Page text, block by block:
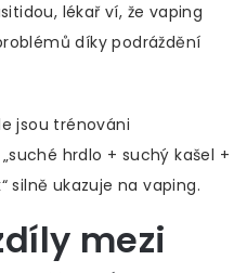
lékař ví, že vaping
díky podráždění
jsou trénováni
hrdlo + suchý kašel +
silně ukazuje na vaping.
mezi